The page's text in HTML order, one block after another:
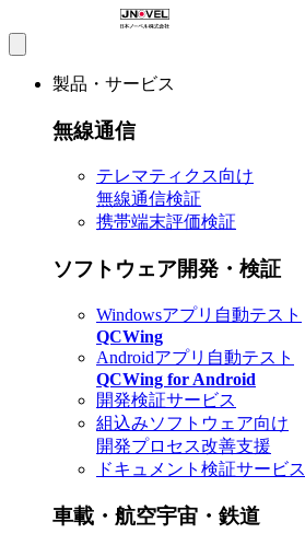
製品・サービス
無線通信
テレマティクス向け
無線通信検証
携帯端末評価検証
ソフトウェア開発・検証
Windowsアプリ自動テスト
QCWing
Androidアプリ自動テスト
QCWing for Android
開発検証サービス
組込みソフトウェア向け
開発プロセス改善支援
ドキュメント検証サービス
車載・航空宇宙・鉄道